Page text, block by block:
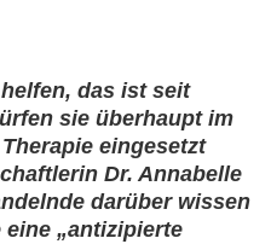
das ist seit
sie überhaupt im
eingesetzt
Dr. Annabelle
darüber wissen
„antizipierte